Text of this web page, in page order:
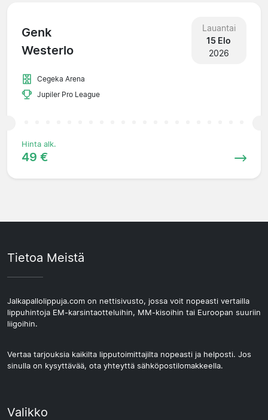
Genk
Westerlo
Lauantai
15 Elo
2026
Cegeka Arena
Jupiler Pro League
Hinta alk.
49 €
Tietoa Meistä
Jalkapallolippuja.com on nettisivusto, jossa voit nopeasti vertailla
lippuhintoja EM-karsintaotteluihin, MM-kisoihin tai Euroopan suuriin
liigoihin.
Vertaa tarjouksia kaikilta lipputoimittajilta nopeasti ja helposti. Jos
sinulla on kysyttävää, ota yhteyttä sähköpostilomakkeella.
Valikko